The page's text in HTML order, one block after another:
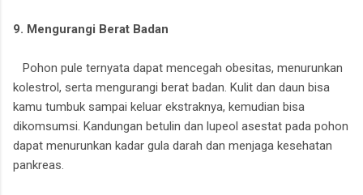
9. Mengurangi Berat Badan
Pohon pule ternyata dapat mencegah obesitas, menurunkan
kolestrol, serta mengurangi berat badan. Kulit dan daun bisa
kamu tumbuk sampai keluar ekstraknya, kemudian bisa
dikomsumsi. Kandungan betulin dan lupeol asestat pada pohon
dapat menurunkan kadar gula darah dan menjaga kesehatan
pankreas.